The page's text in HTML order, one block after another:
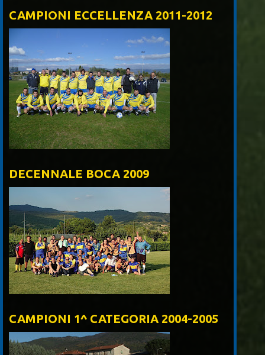
CAMPIONI ECCELLENZA 2011-2012
DECENNALE BOCA 2009
CAMPIONI 1^ CATEGORIA 2004-2005